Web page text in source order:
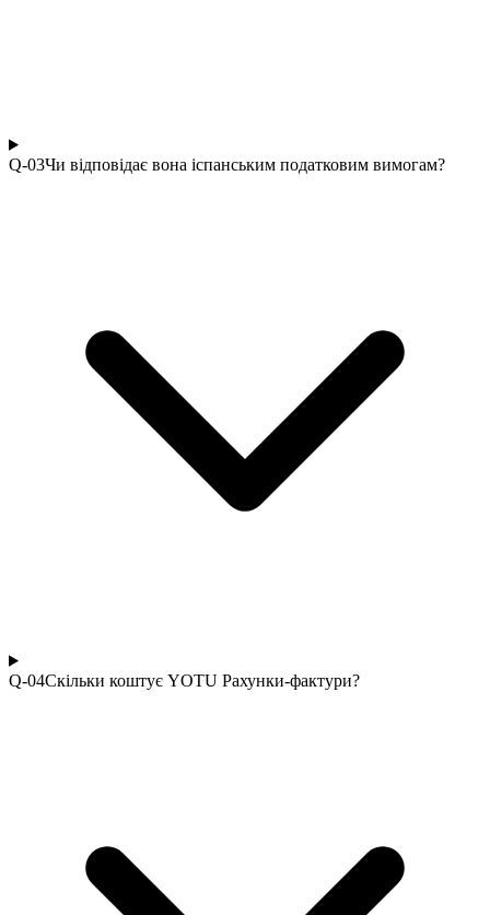
Q-03Чи відповідає вона іспанським податковим вимогам?
Q-04Скільки коштує YOTU Рахунки-фактури?